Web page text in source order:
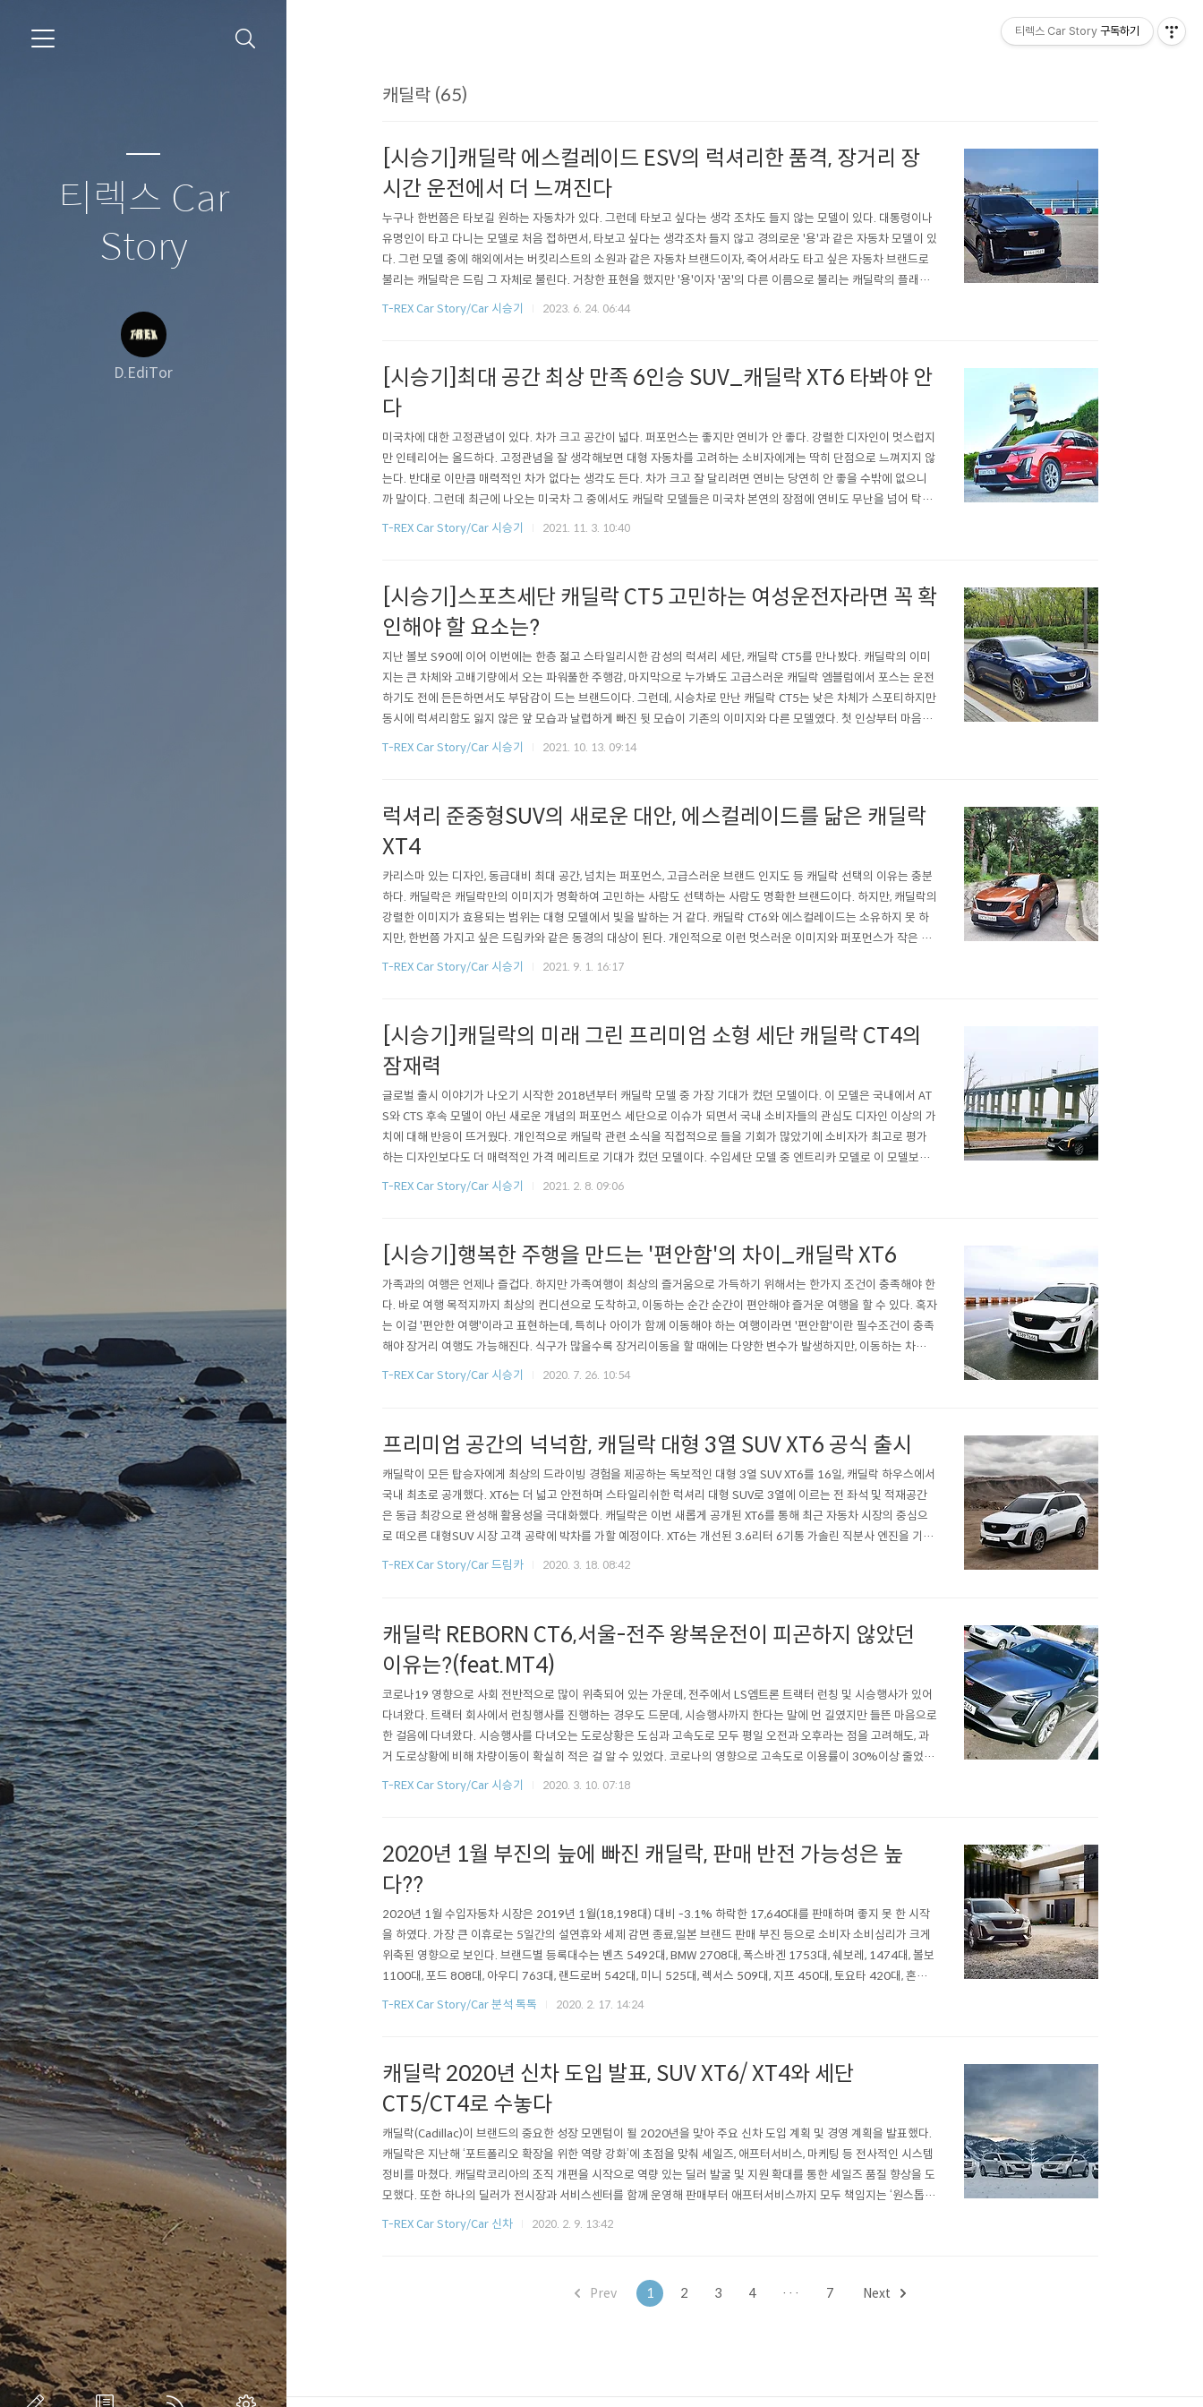
티렉스 Car
Story
D.EdiTor
캐딜락 (65)
[시승기]캐딜락 에스컬레이드 ESV의 럭셔리한 품격, 장거리 장
시간 운전에서 더 느껴진다
누구나 한번쯤은 타보길 원하는 자동차가 있다. 그런데 타보고 싶다는 생각 조차도 들지 않는 모델이 있다. 대통령이나
유명인이 타고 다니는 모델로 처음 접하면서, 타보고 싶다는 생각조차 들지 않고 경의로운 '용'과 같은 자동차 모델이 있
다. 그런 모델 중에 해외에서는 버킷리스트의 소원과 같은 자동차 브랜드이자, 죽어서라도 타고 싶은 자동차 브랜드로
불리는 캐딜락은 드림 그 자체로 불린다. 거창한 표현을 했지만 '용'이자 '꿈'의 다른 이름으로 불리는 캐딜락의 플래그
십 SUV 캐딜락 에스컬레이드 ESV는 말이 길게 필요없는 모델이다. 운전할 기회가 있어도 선뜻 운전하기 조심스럽고,
T-REX Car Story/Car 시승기 2023. 6. 24. 06:44
[시승기]최대 공간 최상 만족 6인승 SUV_캐딜락 XT6 타봐야 안
다
미국차에 대한 고정관념이 있다. 차가 크고 공간이 넓다. 퍼포먼스는 좋지만 연비가 안 좋다. 강렬한 디자인이 멋스럽지
만 인테리어는 올드하다. 고정관념을 잘 생각해보면 대형 자동차를 고려하는 소비자에게는 딱히 단점으로 느껴지지 않
는다. 반대로 이만큼 매력적인 차가 없다는 생각도 든다. 차가 크고 잘 달리려면 연비는 당연히 안 좋을 수밖에 없으니
까 말이다. 그런데 최근에 나오는 미국차 그 중에서도 캐딜락 모델들은 미국차 본연의 장점에 연비도 무난을 넘어 탁월
하게 개선된 모델로 출시되고 있다. 향후 하이브리드 모델을 넘어 전기차로 탈바꿈하면 더 효율적인 자동차가 될 지도
T-REX Car Story/Car 시승기 2021. 11. 3. 10:40
[시승기]스포츠세단 캐딜락 CT5 고민하는 여성운전자라면 꼭 확
인해야 할 요소는?
지난 볼보 S90에 이어 이번에는 한층 젊고 스타일리시한 감성의 럭셔리 세단, 캐딜락 CT5를 만나봤다. 캐딜락의 이미
지는 큰 차체와 고배기량에서 오는 파워풀한 주행감, 마지막으로 누가봐도 고급스러운 캐딜락 엠블럼에서 포스는 운전
하기도 전에 든든하면서도 부담감이 드는 브랜드이다. 그런데, 시승차로 만난 캐딜락 CT5는 낮은 차체가 스포티하지만
동시에 럭셔리함도 잃지 않은 앞 모습과 날렵하게 빠진 뒷 모습이 기존의 이미지와 다른 모델였다. 첫 인상부터 마음에
들었던 캐딜락 CT5는 스포츠세단의 정석과 같은 디자인이 눈길을 끌었다. 디자인과 스타일에서 눈길을 끌었던 캐딜락
T-REX Car Story/Car 시승기 2021. 10. 13. 09:14
럭셔리 준중형SUV의 새로운 대안, 에스컬레이드를 닮은 캐딜락
XT4
카리스마 있는 디자인, 동급대비 최대 공간, 넘치는 퍼포먼스, 고급스러운 브랜드 인지도 등 캐딜락 선택의 이유는 충분
하다. 캐딜락은 캐딜락만의 이미지가 명확하여 고민하는 사람도 선택하는 사람도 명확한 브랜드이다. 하지만, 캐딜락의
강렬한 이미지가 효용되는 범위는 대형 모델에서 빛을 발하는 거 같다. 캐딜락 CT6와 에스컬레이드는 소유하지 못 하
지만, 한번쯤 가지고 싶은 드림카와 같은 동경의 대상이 된다. 개인적으로 이런 멋스러운 이미지와 퍼포먼스가 작은 세
그먼트로 옮겨졌을 때 어떤 모습으로 완성될까 궁금증이 컸고, 경험에 따라 구매의사도 가졌다. 캐딜락 CT4는 확실한
T-REX Car Story/Car 시승기 2021. 9. 1. 16:17
[시승기]캐딜락의 미래 그린 프리미엄 소형 세단 캐딜락 CT4의
잠재력
글로벌 출시 이야기가 나오기 시작한 2018년부터 캐딜락 모델 중 가장 기대가 컸던 모델이다. 이 모델은 국내에서 AT
S와 CTS 후속 모델이 아닌 새로운 개념의 퍼포먼스 세단으로 이슈가 되면서 국내 소비자들의 관심도 디자인 이상의 가
치에 대해 반응이 뜨거웠다. 개인적으로 캐딜락 관련 소식을 직접적으로 들을 기회가 많았기에 소비자가 최고로 평가
하는 디자인보다도 더 매력적인 가격 메리트로 기대가 컸던 모델이다. 수입세단 모델 중 엔트리카 모델로 이 모델보다
좋은 모델은 찾기 어렵다는 생각이 들 정도로 전체적으로 상향평준화된 모델였기 때문이다. 국내에서는 7월 처음 공개
T-REX Car Story/Car 시승기 2021. 2. 8. 09:06
[시승기]행복한 주행을 만드는 '편안함'의 차이_캐딜락 XT6
가족과의 여행은 언제나 즐겁다. 하지만 가족여행이 최상의 즐거움으로 가득하기 위해서는 한가지 조건이 충족해야 한
다. 바로 여행 목적지까지 최상의 컨디션으로 도착하고, 이동하는 순간 순간이 편안해야 즐거운 여행을 할 수 있다. 혹자
는 이걸 '편안한 여행'이라고 표현하는데, 특히나 아이가 함께 이동해야 하는 여행이라면 '편안함'이란 필수조건이 충족
해야 장거리 여행도 가능해진다. 식구가 많을수록 장거리이동을 할 때에는 다양한 변수가 발생하지만, 이동하는 차량의
성능과 승차감이 좋다면 많은 부분 해결된다. 코로나19로 이동에 많은 제약이 따르는 상황이지만, 오랜만에 바다 구경
T-REX Car Story/Car 시승기 2020. 7. 26. 10:54
프리미엄 공간의 넉넉함, 캐딜락 대형 3열 SUV XT6 공식 출시
캐딜락이 모든 탑승자에게 최상의 드라이빙 경험을 제공하는 독보적인 대형 3열 SUV XT6를 16일, 캐딜락 하우스에서
국내 최초로 공개했다. XT6는 더 넓고 안전하며 스타일리쉬한 럭셔리 대형 SUV로 3열에 이르는 전 좌석 및 적재공간
은 동급 최강으로 완성해 활용성을 극대화했다. 캐딜락은 이번 새롭게 공개된 XT6를 통해 최근 자동차 시장의 중심으
로 떠오른 대형SUV 시장 고객 공략에 박차를 가할 예정이다. XT6는 개선된 3.6리터 6기통 가솔린 직분사 엔진을 기본
으로 장착해 ▲최고출력 314마력, ▲최대토크 38kg•m의 강력한 성능을 발휘한다. 특히 하이드로매틱 자동 9단 변속
T-REX Car Story/Car 드림카 2020. 3. 18. 08:42
캐딜락 REBORN CT6,서울-전주 왕복운전이 피곤하지 않았던
이유는?(feat.MT4)
코로나19 영향으로 사회 전반적으로 많이 위축되어 있는 가운데, 전주에서 LS엠트론 트랙터 런칭 및 시승행사가 있어
다녀왔다. 트랙터 회사에서 런칭행사를 진행하는 경우도 드문데, 시승행사까지 한다는 말에 먼 길였지만 들뜬 마음으로
한 걸음에 다녀왔다. 시승행사를 다녀오는 도로상황은 도심과 고속도로 모두 평일 오전과 오후라는 점을 고려해도, 과
거 도로상황에 비해 차량이동이 확실히 적은 걸 알 수 있었다. 코로나의 영향으로 고속도로 이용률이 30%이상 줄었다
는 라디오 방송을 들었던 걸 직접 확인할 수 있었다. 도로상황은 실제 정속 주행할 경우 2시간 20분 정도의 시간이 소
T-REX Car Story/Car 시승기 2020. 3. 10. 07:18
2020년 1월 부진의 늪에 빠진 캐딜락, 판매 반전 가능성은 높
다??
2020년 1월 수입자동차 시장은 2019년 1월(18,198대) 대비 -3.1% 하락한 17,640대를 판매하며 좋지 못 한 시작
을 하였다. 가장 큰 이휴로는 5일간의 설연휴와 세제 감면 종료,일본 브랜드 판매 부진 등으로 소비자 소비심리가 크게
위축된 영향으로 보인다. 브랜드별 등록대수는 벤츠 5492대, BMW 2708대, 폭스바겐 1753대, 쉐보레, 1474대, 볼보
1100대, 포드 808대, 아우디 763대, 랜드로버 542대, 미니 525대, 렉서스 509대, 지프 450대, 토요타 420대, 혼다 3
31대 등으로 선두권의 브랜드들은 나름 선전한 기록을 보였다. 하지만, 링컨 152대, 푸조 125대, 포르쉐 99대, 시트로
T-REX Car Story/Car 분석 톡톡 2020. 2. 17. 14:24
캐딜락 2020년 신차 도입 발표, SUV XT6/ XT4와 세단
CT5/CT4로 수놓다
캐딜락(Cadillac)이 브랜드의 중요한 성장 모멘텀이 될 2020년을 맞아 주요 신차 도입 계획 및 경영 계획을 발표했다.
캐딜락은 지난해 ‘포트폴리오 확장을 위한 역량 강화’에 초점을 맞춰 세일즈, 애프터서비스, 마케팅 등 전사적인 시스템
정비를 마쳤다. 캐딜락코리아의 조직 개편을 시작으로 역량 있는 딜러 발굴 및 지원 확대를 통한 세일즈 품질 향상을 도
모했다. 또한 하나의 딜러가 전시장과 서비스센터를 함께 운영해 판매부터 애프터서비스까지 모두 책임지는 ‘원스톱
서비스’ 체계를 구축하여 캐딜락만의 ‘고객 중심’ 럭셔리를 경험할 수 있는 환경을 마련했다. 특히 미래 디자인 방향성
T-REX Car Story/Car 신차 2020. 2. 9. 13:42
Prev 1 2 3 4 ··· 7 Next
티렉스 Car Story 구독하기